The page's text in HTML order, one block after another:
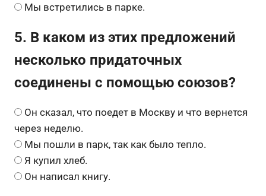
Мы встретились в парке.
5. В каком из этих предложений
несколько придаточных
соединены с помощью союзов?
Он сказал, что поедет в Москву и что вернется
через неделю.
Мы пошли в парк, так как было тепло.
Я купил хлеб.
Он написал книгу.